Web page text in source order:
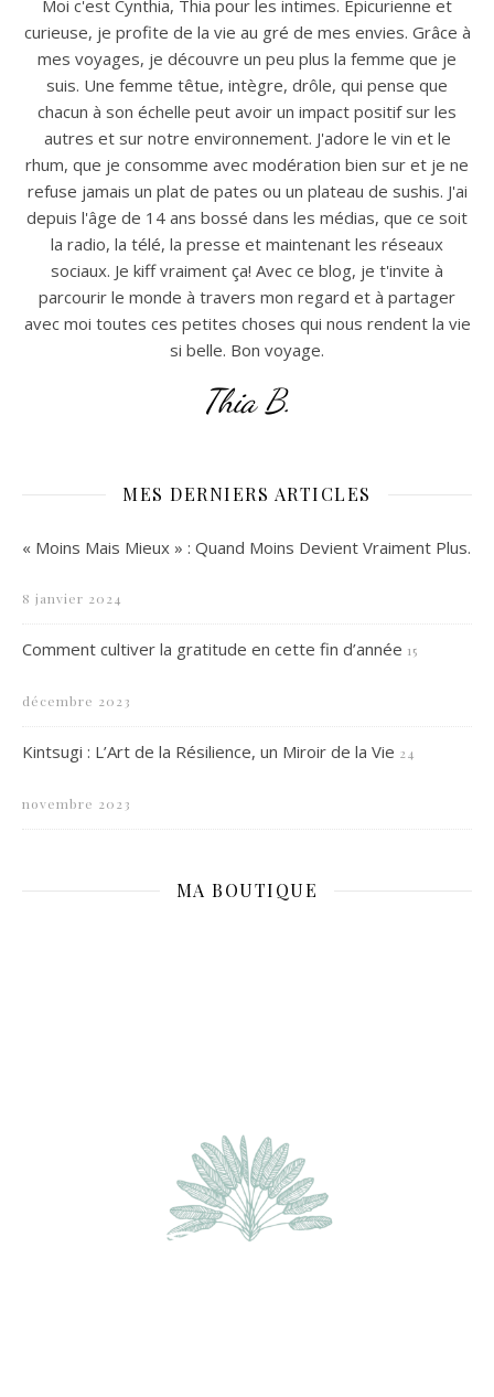
Moi c'est Cynthia, Thia pour les intimes. Epicurienne et
curieuse, je profite de la vie au gré de mes envies. Grâce à
mes voyages, je découvre un peu plus la femme que je
suis. Une femme têtue, intègre, drôle, qui pense que
chacun à son échelle peut avoir un impact positif sur les
autres et sur notre environnement. J'adore le vin et le
rhum, que je consomme avec modération bien sur et je ne
refuse jamais un plat de pates ou un plateau de sushis. J'ai
depuis l'âge de 14 ans bossé dans les médias, que ce soit
la radio, la télé, la presse et maintenant les réseaux
sociaux. Je kiff vraiment ça! Avec ce blog, je t'invite à
parcourir le monde à travers mon regard et à partager
avec moi toutes ces petites choses qui nous rendent la vie
si belle. Bon voyage.
Thia B.
MES DERNIERS ARTICLES
« Moins Mais Mieux » : Quand Moins Devient Vraiment Plus.
8 janvier 2024
Comment cultiver la gratitude en cette fin d’année 15
décembre 2023
Kintsugi : L’Art de la Résilience, un Miroir de la Vie 24
novembre 2023
MA BOUTIQUE